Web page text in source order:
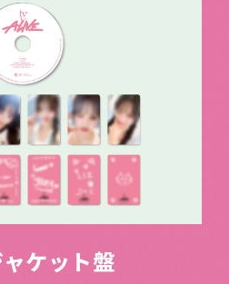
ケット盤